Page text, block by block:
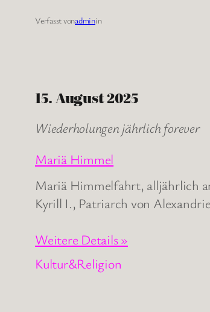
Verfasst vonadminin
15. August 2025
Wiederholungen jährlich forever
Mariä Himmel
Mariä Himmelfahrt, alljährlich
Kyrill I., Patriarch von
Weitere Details »
Kultur&Religion